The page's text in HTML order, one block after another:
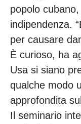
popolo
indipendenza.
per causare
È curioso, ha
Usa si siano
qualche modo
approfondita
Il seminario